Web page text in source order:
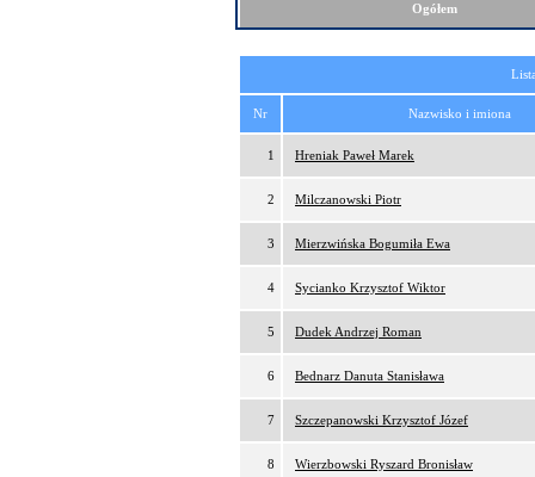
Ogółem
Nr Nazwisko i imiona
1 Hreniak Paweł Marek
2 Milczanowski Piotr
3 Mierzwińska Bogumiła Ewa
4 Sycianko Krzysztof Wiktor
5 Dudek Andrzej Roman
6 Bednarz Danuta Stanisława
7 Szczepanowski Krzysztof Józef
8 Wierzbowski Ryszard Bronisław